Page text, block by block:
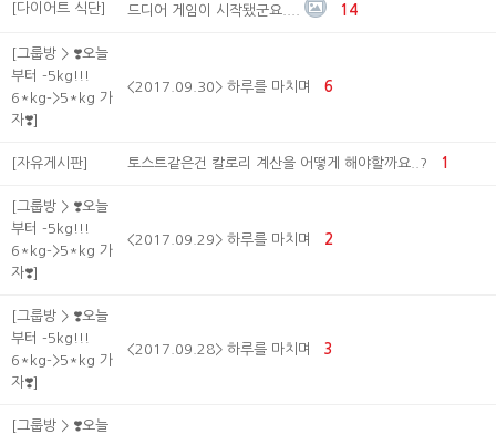
[다이어트 식단] 드디어 게임이 시작됐군요.... 14
[그룹방 > ❣️오늘
부터 -5kg!!!
6*kg->5*kg 가
자❣️]
<2017.09.30> 하루를 마치며 6
[자유게시판] 토스트같은건 칼로리 계산을 어떻게 해야할까요..? 1
[그룹방 > ❣️오늘
부터 -5kg!!!
6*kg->5*kg 가
자❣️]
<2017.09.29> 하루를 마치며 2
[그룹방 > ❣️오늘
부터 -5kg!!!
6*kg->5*kg 가
자❣️]
<2017.09.28> 하루를 마치며 3
[그룹방 > ❣️오늘